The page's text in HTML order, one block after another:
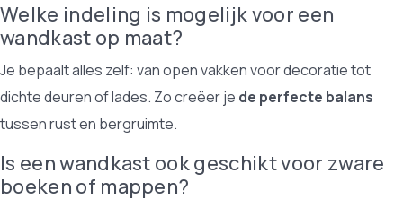
Welke indeling is mogelijk voor een
wandkast op maat?
Je bepaalt alles zelf: van open vakken voor decoratie tot
dichte deuren of lades. Zo creëer je de perfecte balans
tussen rust en bergruimte.
Is een wandkast ook geschikt voor zware
boeken of mappen?